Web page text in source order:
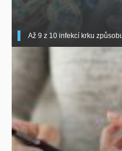
Až 9 z 10 infekcí krku